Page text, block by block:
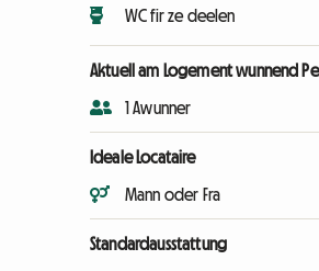
WC fir ze deelen
Aktuell am Logement wunnend
1 Awunner
Ideale Locataire
Mann oder Fra
Standardausstattung